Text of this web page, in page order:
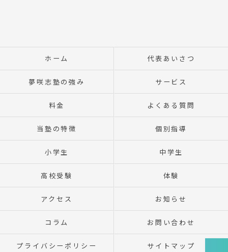
ホーム 代表あいさつ
夢咲志塾の強み サービス
料金 よくある質問
当塾の特徴 個別指導
小学生 中学生
高校受験 体験
アクセス お知らせ
コラム お問い合わせ
プライバシーポリシー サイトマップ